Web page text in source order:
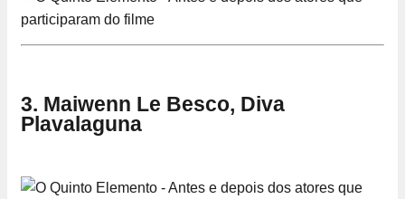
3. Maiwenn Le Besco, Diva
Plavalaguna